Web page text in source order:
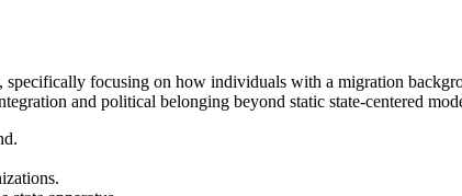
focusing on how individuals with a migration
and political belonging beyond static state-centered